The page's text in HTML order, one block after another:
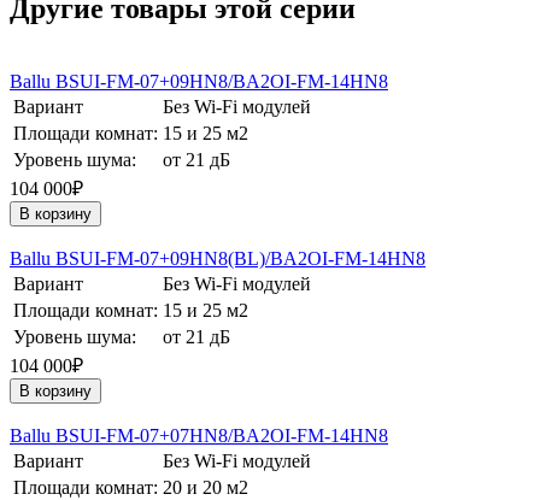
Другие товары этой серии
Ballu BSUI-FM-07+09HN8/BA2OI-FM-14HN8
Вариант
Без Wi-Fi модулей
Площади комнат: 15 и 25 м2
Уровень шума:
от 21 дБ
104 000₽
В корзину
Ballu BSUI-FM-07+09HN8(BL)/BA2OI-FM-14HN8
Вариант
Без Wi-Fi модулей
Площади комнат: 15 и 25 м2
Уровень шума:
от 21 дБ
104 000₽
В корзину
Ballu BSUI-FM-07+07HN8/BA2OI-FM-14HN8
Вариант
Без Wi-Fi модулей
Площади комнат: 20 и 20 м2